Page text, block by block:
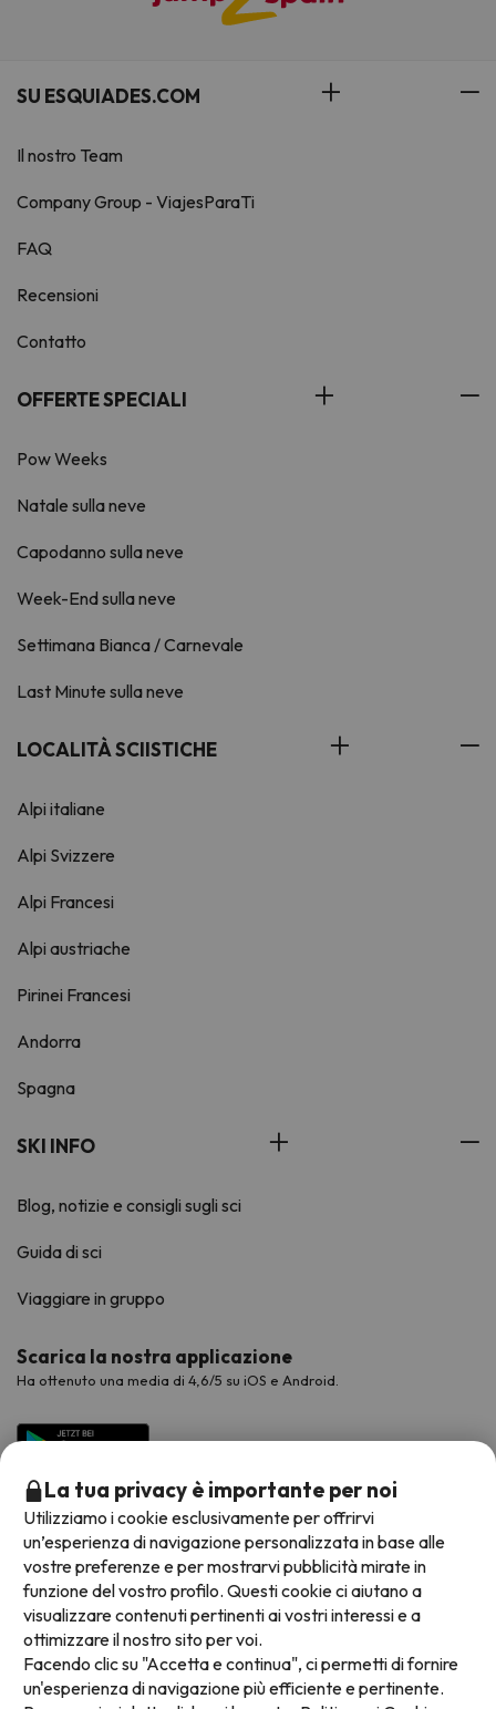
SU ESQUIADES.COM
Il nostro Team
Company Group - ViajesParaTi
FAQ
Recensioni
Contatto
OFFERTE SPECIALI
Pow Weeks
Natale sulla neve
Capodanno sulla neve
Week-End sulla neve
Settimana Bianca / Carnevale
Last Minute sulla neve
LOCALITÀ SCIISTICHE
Alpi italiane
Alpi Svizzere
Alpi Francesi
Alpi austriache
Pirinei Francesi
Andorra
Spagna
SKI INFO
Blog, notizie e consigli sugli sci
Guida di sci
Viaggiare in gruppo
Scarica la nostra applicazione
Ha ottenuto una media di 4,6/5 su iOS e Android.
Metodi di pagamento disponibili
La tua privacy è importante per noi
Utilizziamo i cookie esclusivamente per offrirvi
un’esperienza di navigazione personalizzata in base alle
vostre preferenze e per mostrarvi pubblicità mirate in
funzione del vostro profilo. Questi cookie ci aiutano a
visualizzare contenuti pertinenti ai vostri interessi e a
ottimizzare il nostro sito per voi.
Facendo clic su "Accetta e continua", ci permetti di fornire
un'esperienza di navigazione più efficiente e pertinente.